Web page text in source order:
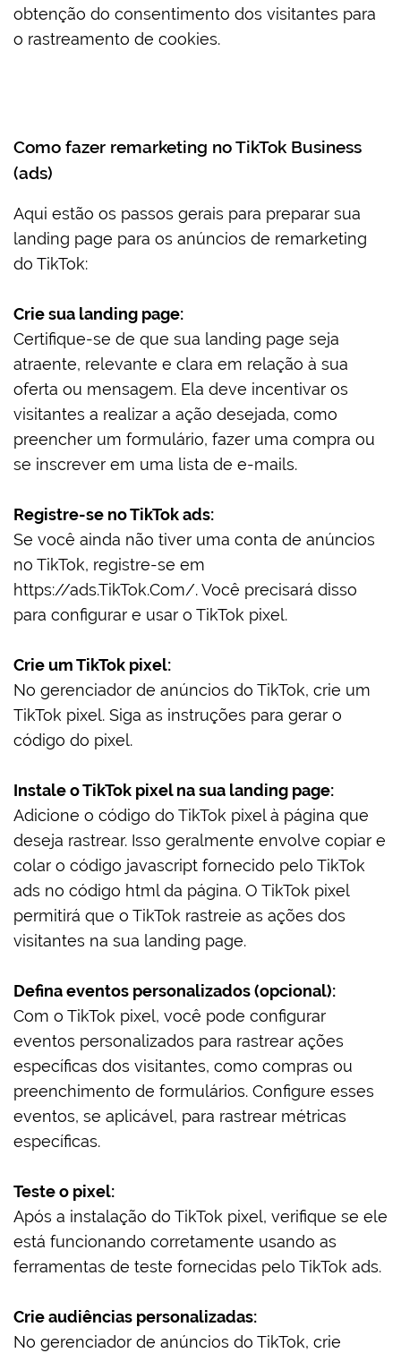
obtenção do consentimento dos visitantes para
o rastreamento de cookies.
Como fazer remarketing no TikTok Business
(ads)
Aqui estão os passos gerais para preparar sua
landing page para os anúncios de remarketing
do TikTok:
Crie sua landing page:
Certifique-se de que sua landing page seja
atraente, relevante e clara em relação à sua
oferta ou mensagem. Ela deve incentivar os
visitantes a realizar a ação desejada, como
preencher um formulário, fazer uma compra ou
se inscrever em uma lista de e-mails.
Registre-se no TikTok ads:
Se você ainda não tiver uma conta de anúncios
no TikTok, registre-se em
https://ads.TikTok.Com/. Você precisará disso
para configurar e usar o TikTok pixel.
Crie um TikTok pixel:
No gerenciador de anúncios do TikTok, crie um
TikTok pixel. Siga as instruções para gerar o
código do pixel.
Instale o TikTok pixel na sua landing page:
Adicione o código do TikTok pixel à página que
deseja rastrear. Isso geralmente envolve copiar e
colar o código javascript fornecido pelo TikTok
ads no código html da página. O TikTok pixel
permitirá que o TikTok rastreie as ações dos
visitantes na sua landing page.
Defina eventos personalizados (opcional):
Com o TikTok pixel, você pode configurar
eventos personalizados para rastrear ações
específicas dos visitantes, como compras ou
preenchimento de formulários. Configure esses
eventos, se aplicável, para rastrear métricas
específicas.
Teste o pixel:
Após a instalação do TikTok pixel, verifique se ele
está funcionando corretamente usando as
ferramentas de teste fornecidas pelo TikTok ads.
Crie audiências personalizadas:
No gerenciador de anúncios do TikTok, crie